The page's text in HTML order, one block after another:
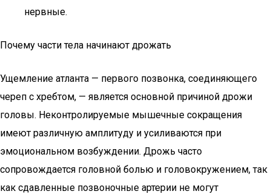
нервные.
Почему части тела начинают дрожать
Ущемление атланта — первого позвонка, соединяющего
череп с хребтом, — является основной причиной дрожи
головы. Неконтролируемые мышечные сокращения
имеют различную амплитуду и усиливаются при
эмоциональном возбуждении. Дрожь часто
сопровождается головной болью и головокружением, так
как сдавленные позвоночные артерии не могут